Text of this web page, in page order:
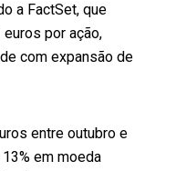
a FactSet, que
por ação,
com expansão de
entre outubro e
em moeda